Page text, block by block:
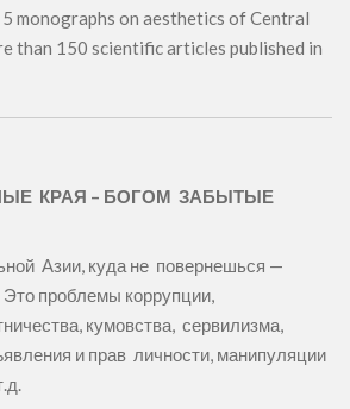
monographs on aesthetics of Central
than 150 scientific articles published in
– БОГОМ ЗАБЫТЫЕ
Азии, куда не повернешься —
проблемы коррупции,
кумовства, сервилизма,
и прав личности, манипуляции